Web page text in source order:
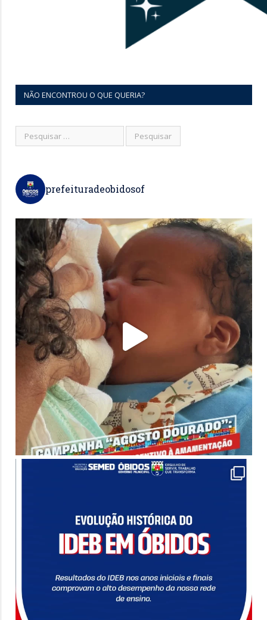
NÃO ENCONTROU O QUE QUERIA?
prefeituradeobidosof